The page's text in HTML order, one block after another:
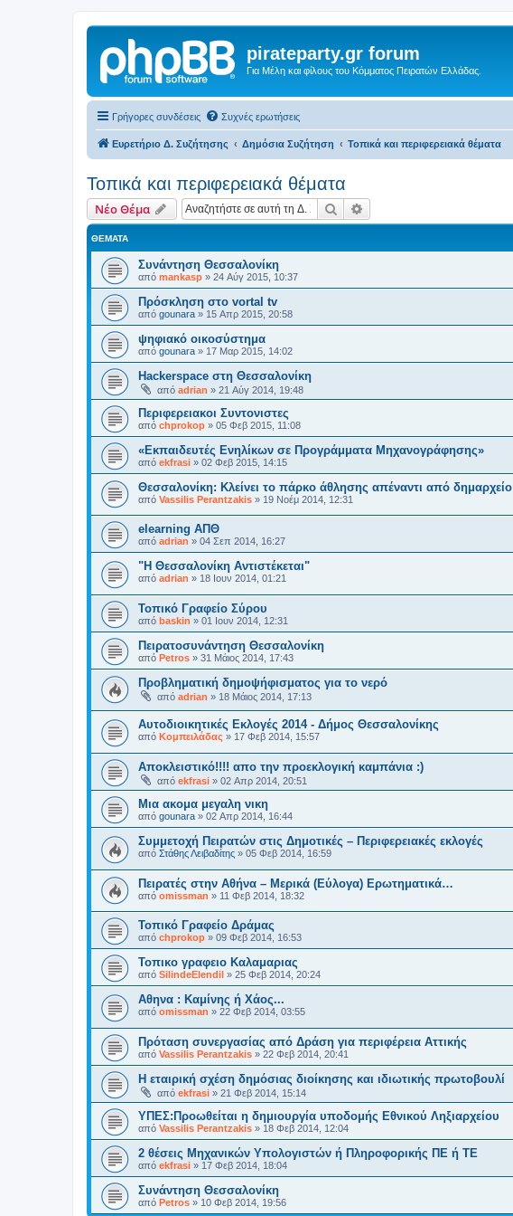
pirateparty.gr forum
Για Μέλη και φίλους του Κόμματος Πειρατών Ελλάδας.
Γρήγορες συνδέσεις Συχνές ερωτήσεις
Ευρετήριο Δ. Συζήτησης Δημόσια Συζήτηση Τοπικά και περιφερειακά θέματα
Τοπικά και περιφερειακά θέματα
Νέο Θέμα Αναζήτηση
ΘΈΜΑΤΑ
Συνάντηση Θεσσαλονίκη
από mankasp » 24 Αύγ 2015, 10:37
Πρόσκληση στο vortal tv
από gounara » 15 Απρ 2015, 20:58
ψηφιακό οικοσύστημα
από gounara » 17 Μαρ 2015, 14:02
Hackerspace στη Θεσσαλονίκη
από adrian » 21 Αύγ 2014, 19:48
Περιφερειακοι Συντονιστες
από chprokop » 05 Φεβ 2015, 11:08
«Εκπαιδευτές Ενηλίκων σε Προγράμματα Μηχανογράφησης»
από ekfrasi » 02 Φεβ 2015, 14:15
Θεσσαλονίκη: Κλείνει το πάρκο άθλησης απέναντι από δημαρχείο
από Vassilis Perantzakis » 19 Νοέμ 2014, 12:31
elearning ΑΠΘ
από adrian » 04 Σεπ 2014, 16:27
"Η Θεσσαλονίκη Αντιστέκεται"
από adrian » 18 Ιουν 2014, 01:21
Τοπικό Γραφείο Σύρου
από baskin » 01 Ιουν 2014, 12:31
Πειρατοσυνάντηση Θεσσαλονίκη
από Petros » 31 Μάιος 2014, 17:43
Προβληματική δημοψήφισματος για το νερό
από adrian » 18 Μάιος 2014, 17:13
Αυτοδιοικητικές Εκλογές 2014 - Δήμος Θεσσαλονίκης
από Κομπειλάδας » 17 Φεβ 2014, 15:57
Αποκλειστικό!!!! απο την προεκλογική καμπάνια :)
από ekfrasi » 02 Απρ 2014, 20:51
Μια ακομα μεγαλη νικη
από gounara » 02 Απρ 2014, 16:44
Συμμετοχή Πειρατών στις Δημοτικές – Περιφερειακές εκλογές
από Στάθης Λειβαδίτης » 05 Φεβ 2014, 16:59
Πειρατές στην Αθήνα – Μερικά (Εύλογα) Ερωτηματικά…
από omissman » 11 Φεβ 2014, 18:32
Τοπικό Γραφείο Δράμας
από chprokop » 09 Φεβ 2014, 16:53
Τοπικο γραφειο Καλαμαριας
από SilindeElendil » 25 Φεβ 2014, 20:24
Αθηνα : Καμίνης ή Χάος...
από omissman » 22 Φεβ 2014, 03:55
Πρόταση συνεργασίας από Δράση για περιφέρεια Αττικής
από Vassilis Perantzakis » 22 Φεβ 2014, 20:41
Η εταιρική σχέση δημόσιας διοίκησης και ιδιωτικής πρωτοβουλί
από ekfrasi » 21 Φεβ 2014, 15:14
ΥΠΕΣ:Προωθείται η δημιουργία υποδομής Εθνικού Ληξιαρχείου
από Vassilis Perantzakis » 18 Φεβ 2014, 12:04
2 θέσεις Μηχανικών Υπολογιστών ή Πληροφορικής ΠΕ ή ΤΕ
από ekfrasi » 17 Φεβ 2014, 18:04
Συνάντηση Θεσσαλονίκη
από Petros » 10 Φεβ 2014, 19:56